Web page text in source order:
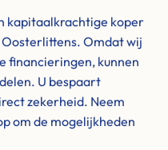
kapitaalkrachtige koper
Omdat wij
financieringen, kunnen
U bespaart
zekerheid. Neem
om de mogelijkheden